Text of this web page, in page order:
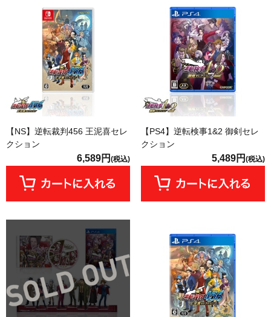
【NS】逆転裁判456 王泥喜セレ
クション
6,589円 (税込)
【PS4】逆転検事1&2 御剣セレ
クション
5,489円 (税込)